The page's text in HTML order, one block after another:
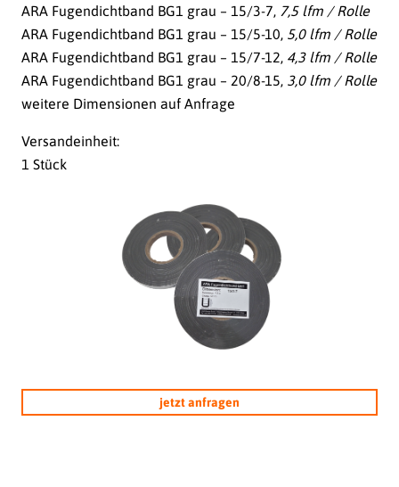
jetzt anfragen
ARA Fugendichtband BG1 grau – 15/3-7, 7,5 lfm / Rolle
ARA Fugendichtband BG1 grau – 15/5-10, 5,0 lfm / Rolle
ARA Fugendichtband BG1 grau – 15/7-12, 4,3 lfm / Rolle
ARA Fugendichtband BG1 grau – 20/8-15, 3,0 lfm / Rolle
weitere Dimensionen auf Anfrage
Versandeinheit:
1 Stück